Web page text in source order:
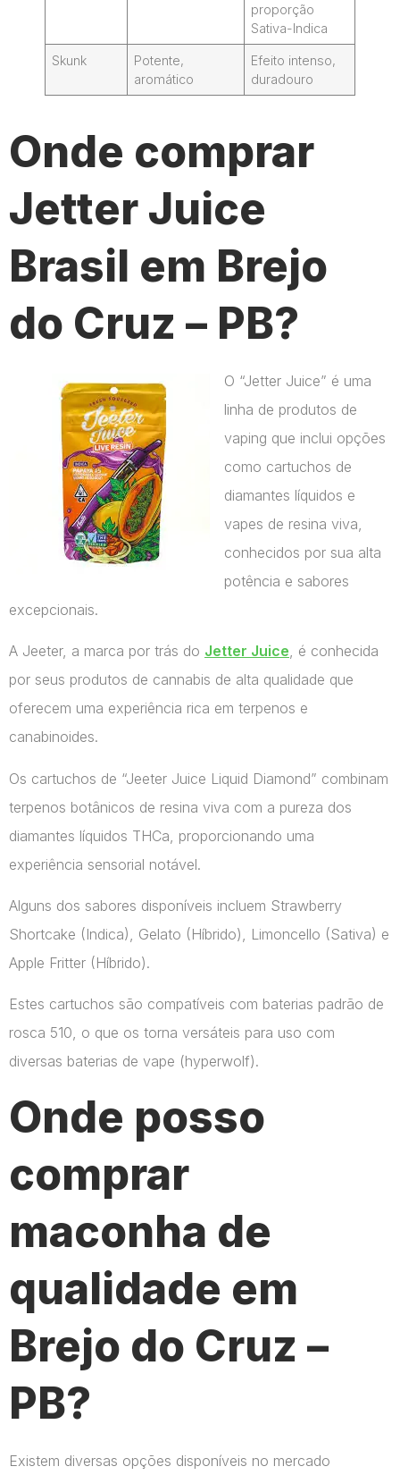
proporção
Sativa-Indica
Skunk
Potente,
aromático
Efeito intenso,
duradouro
Onde comprar
Jetter Juice
Brasil em Brejo
do Cruz – PB?
O “Jetter Juice” é uma
linha de produtos de
vaping que inclui opções
como cartuchos de
diamantes líquidos e
vapes de resina viva,
conhecidos por sua alta
potência e sabores
excepcionais.
A Jeeter, a marca por trás do Jetter Juice, é conhecida
por seus produtos de cannabis de alta qualidade que
oferecem uma experiência rica em terpenos e
canabinoides.
Os cartuchos de “Jeeter Juice Liquid Diamond” combinam
terpenos botânicos de resina viva com a pureza dos
diamantes líquidos THCa, proporcionando uma
experiência sensorial notável.
Alguns dos sabores disponíveis incluem Strawberry
Shortcake (Indica), Gelato (Híbrido), Limoncello (Sativa) e
Apple Fritter (Híbrido).
Estes cartuchos são compatíveis com baterias padrão de
rosca 510, o que os torna versáteis para uso com
diversas baterias de vape​ (hyperwolf)​.
Onde posso
comprar
maconha de
qualidade em
Brejo do Cruz –
PB?
Existem diversas opções disponíveis no mercado